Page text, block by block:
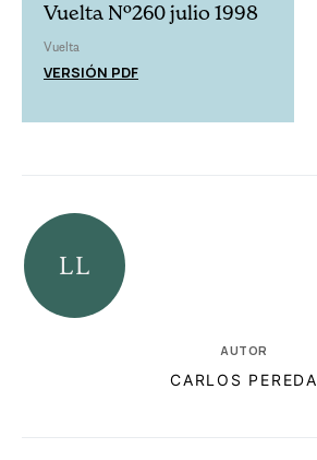
Vuelta Nº260 julio 1998
Vuelta
VERSIÓN PDF
AUTOR
CARLOS PEREDA